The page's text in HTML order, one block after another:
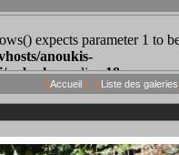
[Accueil ] [ Liste des galeries